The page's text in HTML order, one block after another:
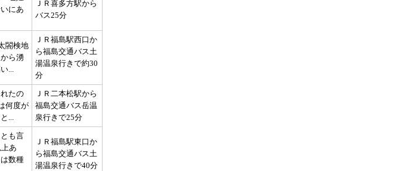
にあ
ＪＲ喜多方駅から
バス25分
閤検地
ら湧
...
ＪＲ福島駅西口か
ら福島交通バス土
湯温泉行きで約30
分
たの
何度が
...
ＪＲ二本松駅から
福島交通バス岳温
泉行きで25分
も言
あ
数種
ＪＲ福島駅東口か
ら福島交通バス土
湯温泉行きで40分